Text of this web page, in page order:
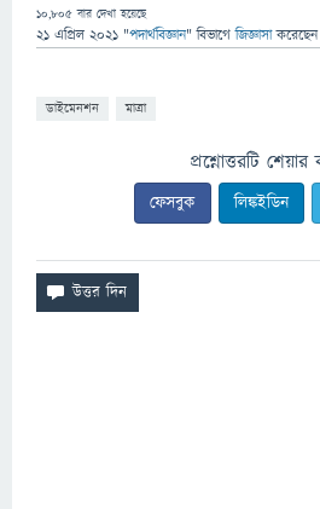
10,805 বার দেখা হয়েছে
21 এপ্রিল 2021 "পদার্থবিজ্ঞান" বিভাগে জিজ্ঞাসাকরেছেন
ডাইমেনশন মাত্রা
প্রশ্নোত্তরটি
ফেসবুক লিঙ্কইডিন